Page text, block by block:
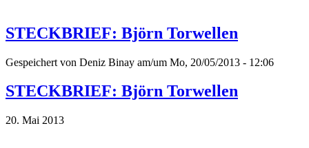
STECKBRIEF: Björn Torwellen
Gespeichert von Deniz Binay am/um Mo, 20/05/2013 - 12:06
STECKBRIEF: Björn Torwellen
20. Mai 2013